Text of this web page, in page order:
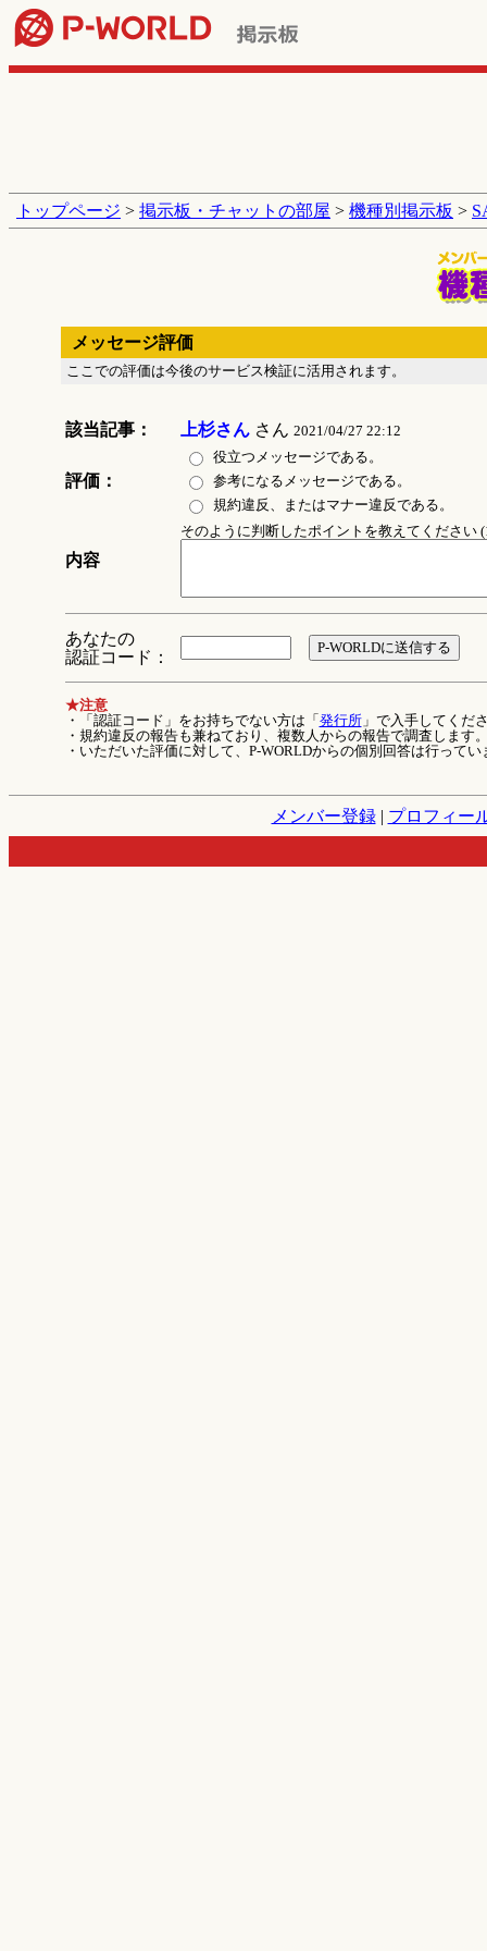
トップページ > 掲示板・チャットの部屋 > 機種別掲示板 >
メッセージ評価
ここでの評価は今後のサービス検証に活用されます。
該当記事： 上杉さんさん 2021/04/27 22:12
評価：
役立つメッセージである。
参考になるメッセージである。
規約違反、またはマナー違反である。
内容
そのように判断したポイントを教えてください
あなたの
認証コード：
★注意
・「認証コード」をお持ちでない方は「 発行所」で入手してくだ
・規約違反の報告も兼ねており、複数人からの報告で調査します
・いただいた評価に対して、P-WORLDからの個別回答は行ってい
メンバー登録| プロフィー